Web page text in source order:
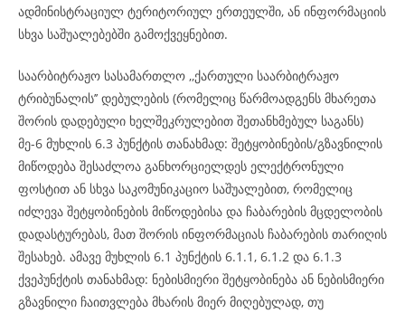
ადმინისტრაციულ ტერიტორიულ ერთეულში, ან ინფორმაციის
სხვა საშუალებებში გამოქვეყნებით.
საარბიტრაჟო სასამართლო ,,ქართული საარბიტრაჟო
ტრიბუნალის’’ დებულების (რომელიც წარმოადგენს მხარეთა
შორის დადებული ხელშეკრულებით შეთანხმებულ საგანს)
მე-6 მუხლის 6.3 პუნქტის თანახმად: შეტყობინების/გზავნილის
მიწოდება შესაძლოა განხორციელდეს ელექტრონული
ფოსტით ან სხვა საკომუნიკაციო საშუალებით, რომელიც
იძლევა შეტყობინების მიწოდებისა და ჩაბარების მცდელობის
დადასტურებას, მათ შორის ინფორმაციას ჩაბარების თარიღის
შესახებ. ამავე მუხლის 6.1 პუნქტის 6.1.1, 6.1.2 და 6.1.3
ქვეპუნქტის თანახმად: ნებისმიერი შეტყობინება ან ნებისმიერი
გზავნილი ჩაითვლება მხარის მიერ მიღებულად, თუ